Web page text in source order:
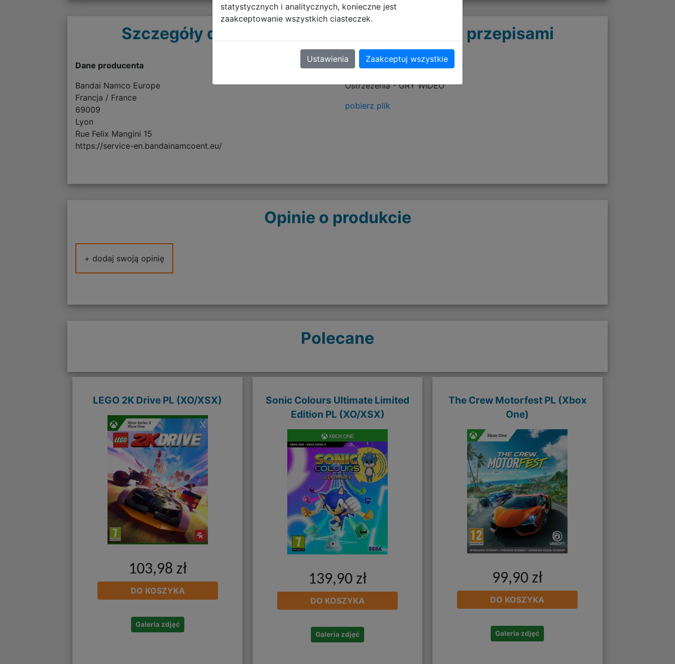
Szczegóły dotyczące zgodności produktu z przepisami
Dane producenta
Bandai Namco Europe
Francja / France
69009
Lyon
Rue Felix Mangini 15
https://service-en.bandainamcoent.eu/
Informacje o bezpieczeństwie
Ostrzeżenia - GRY WIDEO
pobierz plik
Opinie o produkcie
+ dodaj swoją opinię
Polecane
LEGO 2K Drive PL (XO/XSX)
103,98 zł
DO KOSZYKA
Galeria zdjęć
Sonic Colours Ultimate Limited
Edition PL (XO/XSX)
139,90 zł
DO KOSZYKA
Galeria zdjęć
The Crew Motorfest PL (Xbox
One)
99,90 zł
DO KOSZYKA
Galeria zdjęć
statystycznych i analitycznych, konieczne jest
zaakceptowanie wszystkich ciasteczek.
Ustawienia Zaakceptuj wszystkie